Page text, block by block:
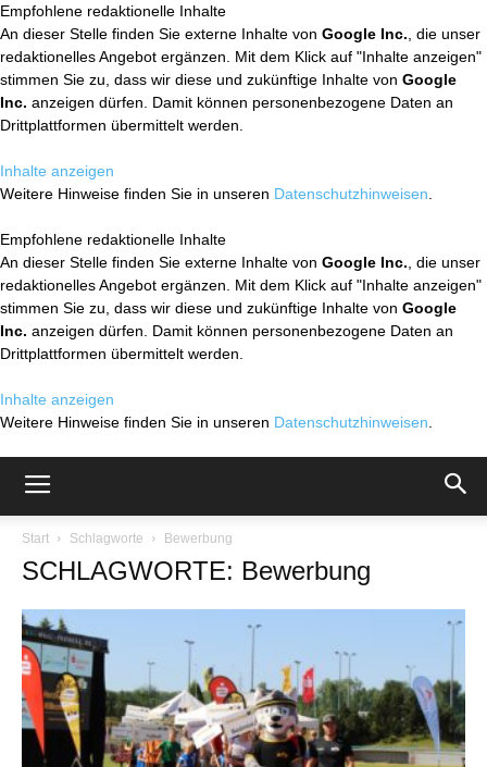
Empfohlene redaktionelle Inhalte
An dieser Stelle finden Sie externe Inhalte von Google Inc. , die unser
redaktionelles Angebot ergänzen. Mit dem Klick auf "Inhalte anzeigen"
stimmen Sie zu, dass wir diese und zukünftige Inhalte von Google
Inc. anzeigen dürfen. Damit können personenbezogene Daten an
Drittplattformen übermittelt werden.
Inhalte anzeigen
Weitere Hinweise finden Sie in unseren Datenschutzhinweisen
Empfohlene redaktionelle Inhalte
An dieser Stelle finden Sie externe Inhalte von Google Inc. , die unser
redaktionelles Angebot ergänzen. Mit dem Klick auf "Inhalte anzeigen"
stimmen Sie zu, dass wir diese und zukünftige Inhalte von Google
Inc. anzeigen dürfen. Damit können personenbezogene Daten an
Drittplattformen übermittelt werden.
Inhalte anzeigen
Weitere Hinweise finden Sie in unseren Datenschutzhinweisen
Start Schlagworte Bewerbung
SCHLAGWORTE: Bewerbung